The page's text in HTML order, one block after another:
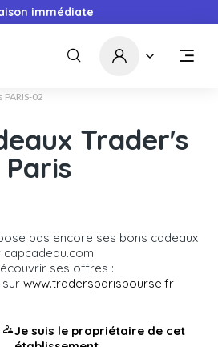
immédiate
PARIS-02
Trader's
Paris
pas encore ses bons cadeaux
capcadeau.com
ses offres :
sur www.tradersparisbourse.fr
Je suis le propriétaire de cet